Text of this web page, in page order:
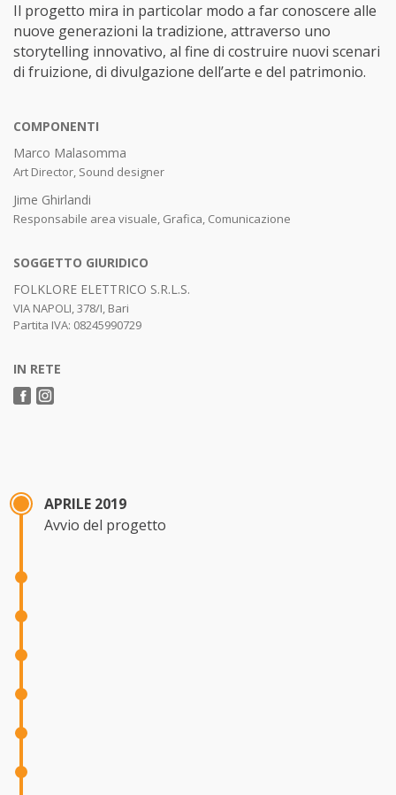
Il progetto mira in particolar modo a far conoscere alle
nuove generazioni la tradizione, attraverso uno
storytelling innovativo, al fine di costruire nuovi scenari
di fruizione, di divulgazione dellʼarte e del patrimonio.
COMPONENTI
Marco Malasomma
Art Director, Sound designer
Jime Ghirlandi
Responsabile area visuale, Grafica, Comunicazione
SOGGETTO GIURIDICO
FOLKLORE ELETTRICO S.R.L.S.
VIA NAPOLI, 378/I, Bari
Partita IVA: 08245990729
IN RETE
APRILE 2019
Avvio del progetto